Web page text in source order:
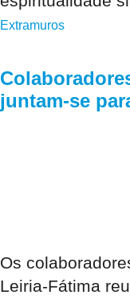
Extramuros
juntam-se
Os
Leiria-Fátima